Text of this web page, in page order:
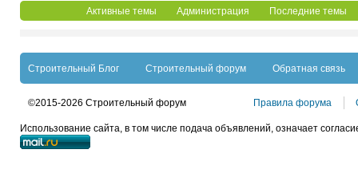
Активные темы Администрация Последние темы
Строительный Блог Строительный форум Обратная связь
©2015-2026 Строительный форум Правила форума
Использование сайта, в том числе подача объявлений, означает